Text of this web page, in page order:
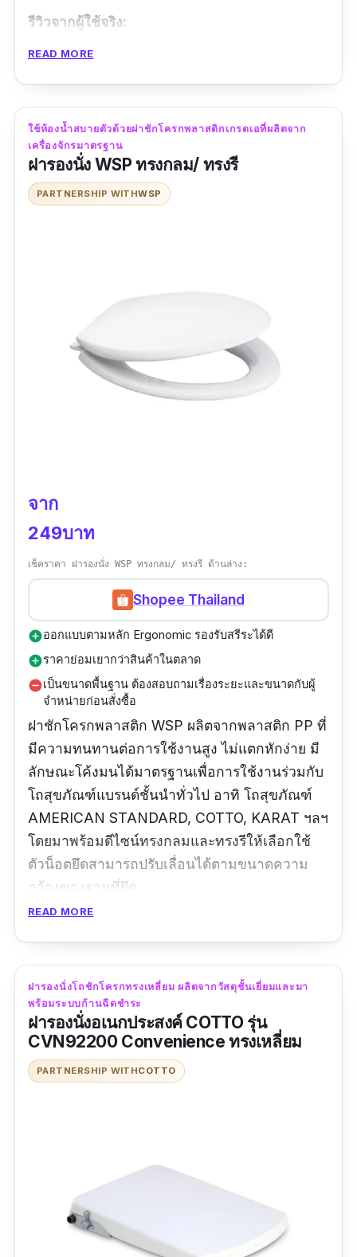
รีวิวจากผู้ใช้จริง:
“การจัดส่งสินค้ารวดเร็วดีมาก สินค้ามีคุณภาพดี
มาก สินค้าใหม่ใช้งานได้ดีมาก ราคาถูกดีมาก คุ้ม
ค่าคุ้มราคาดีมาก ไว้โอกาสหน้าจะมาอุดหนุนอีก”
READ MORE
ใช้ห้องน้ำสบายตัวด้วยฝาชักโครกพลาสติกเกรดเอที่ผลิตจาก
เครื่องจักรมาตรฐาน
ฝารองนั่ง WSP ทรงกลม/ ทรงรี
PARTNERSHIP WITHWSP
จาก
249บาท
เช็คราคา ฝารองนั่ง WSP ทรงกลม/ ทรงรี ด้านล่าง:
Shopee Thailand
add_circleออกแบบตามหลัก Ergonomic รองรับสรีระได้ดี
add_circleราคาย่อมเยากว่าสินค้าในตลาด
remove_circleเป็นขนาดพื้นฐาน ต้องสอบถามเรื่องระยะและขนาดกับผู้
จำหน่ายก่อนสั่งซื้อ
ฝาชักโครกพลาสติก WSP ผลิตจากพลาสติก PP ที่
มีความทนทานต่อการใช้งานสูง ไม่แตกหักง่าย มี
ลักษณะโค้งมนได้มาตรฐานเพื่อการใช้งานร่วมกับ
โถสุขภัณฑ์แบรนด์ชั้นนำทั่วไป อาทิ โถสุขภัณฑ์
AMERICAN STANDARD, COTTO, KARAT ฯลฯ
โดยมาพร้อมดีไซน์ทรงกลมและทรงรีให้เลือกใช้
ตัวน็อตยึดสามารถปรับเลื่อนได้ตามขนาดความ
กว้างของฐานที่ยึด
“จัดส่งไว แพ็คเกจมาดี มีก้นกระแทก สินค้าไม่ได้
รับความเสียหายใดๆ วัสดุดีมาก น้ำหนักกำลังพอดี
ราคาไม่แพง เหมาะสม จนท.ขนส่งโทรแจ้งก่อน
ส่ง”
READ MORE
ฝารองนั่งโถชักโครกทรงเหลี่ยม ผลิตจากวัสดุชั้นเยี่ยมและมา
พร้อมระบบก้านฉีดชำระ
ฝารองนั่งอเนกประสงค์ COTTO รุ่น
CVN92200 Convenience ทรงเหลี่ยม
PARTNERSHIP WITHCOTTO